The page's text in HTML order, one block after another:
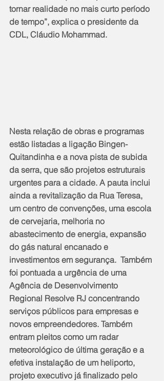
tornar realidade no mais curto período
de tempo”, explica o presidente da
CDL, Cláudio Mohammad.
Nesta relação de obras e programas
estão listadas a ligação Bingen-
Quitandinha e a nova pista de subida
da serra, que são projetos estruturais
urgentes para a cidade. A pauta inclui
ainda a revitalização da Rua Teresa,
um centro de convenções, uma escola
de cervejaria, melhoria no
abastecimento de energia, expansão
do gás natural encanado e
investimentos em segurança.  Também
foi pontuada a urgência de uma
Agência de Desenvolvimento
Regional Resolve RJ concentrando
serviços públicos para empresas e
novos empreendedores. Também
entram pleitos como um radar
meteorológico de última geração e a
efetiva instalação de um heliporto,
projeto executivo já finalizado pelo